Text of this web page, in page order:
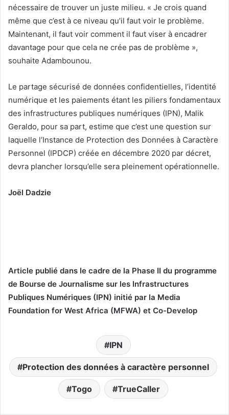
nécessaire de trouver un juste milieu. « Je crois quand
même que c’est à ce niveau qu’il faut voir le problème.
Maintenant, il faut voir comment il faut viser à encadrer
davantage pour que cela ne crée pas de problème »,
souhaite Adambounou.
Le partage sécurisé de données confidentielles, l’identité
numérique et les paiements étant les piliers fondamentaux
des infrastructures publiques numériques (IPN), Malik
Geraldo, pour sa part, estime que c’est une question sur
laquelle l’Instance de Protection des Données à Caractère
Personnel (IPDCP) créée en décembre 2020 par décret,
devra plancher lorsqu’elle sera pleinement opérationnelle.
Joël Dadzie
Article publié dans le cadre de la Phase II du programme
de Bourse de Journalisme sur les Infrastructures
Publiques Numériques (IPN) initié par la Media
Foundation for West Africa (MFWA) et Co-Develop
IPN
Protection des données à caractère personnel
Togo TrueCaller